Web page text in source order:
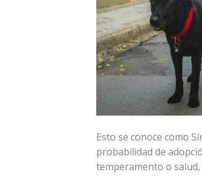
Esto se conoce como
probabilidad de
temperamento o